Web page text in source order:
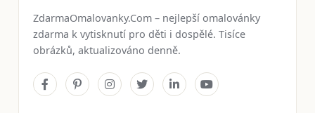
ZdarmaOmalovanky.Com – nejlepší omalovánky
zdarma k vytisknutí pro děti i dospělé. Tisíce
obrázků, aktualizováno denně.